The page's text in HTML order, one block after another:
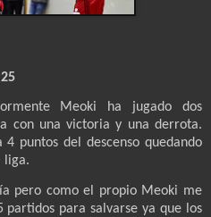
Meoki ha jugado dos
con una victoria y una derrota.
4 puntos del descenso quedando
liga.
pero como el propio Meoki me
para salvarse ya que los